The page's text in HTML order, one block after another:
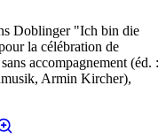
Doblinger "Ich bin die
la célébration de
accompagnement (éd. :
Armin Kircher),